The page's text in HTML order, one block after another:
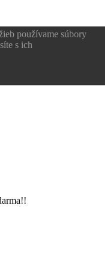
používame súbory
s ich